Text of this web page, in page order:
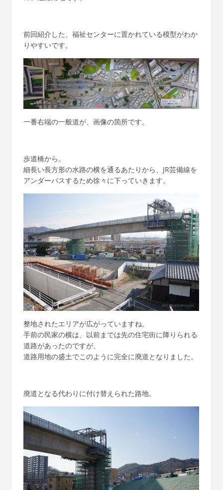
前回紹介した、福祉センターに置かれている模型がわか
りやすいです。
一番右端の一般道が、画像の箇所です。
歩道橋から。
細長い長方形の水路の横を通るあたりから、JR芸備線を
アンダーパスするため徐々に下っていきます。
整地されたエリアが広がっていますね。
手前の民家の横は、以前までは先の住宅街に降りられる
道路があったのですが、
道路用地の盛土でこのように完全に廃道となりました。
廃道となる代わりに付け替えられた路地。